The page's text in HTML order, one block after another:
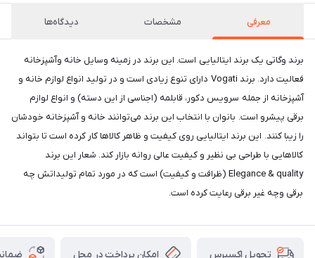
معرفی مشخصات دیدگاه‌ها
برند وگاتی یک برند ایتالیایی است. این برند در زمینه وسایل خانه وآشپزخانه
فعالیت دارد. برند Vogati دارای تنوع زیادی است و در تولید انواع لوازم خانه و
آشپزخانه از جمله سرویس دکور، قابلمه (اجناسی از این دسته) و انواع لوازم
برقی پیشرو است. بانوان با انتخاب این برند می‌توانند خانه و آشپزخانه خودشان
را زیبا کنند. این برند ایتالیایی روی کیفیت و ظاهر کالاها کار کرده است تا بتواند
کالاهایی با طراحی بی نظیر و کیفیت عالی روانه بازار کند. شعار این برند
Elegance & quality (ظرافت و کیفیت) است که در مورد تمام تولیداتش چه
برقی وچه غیر برقی رعایت کرده است.
تحویل اکسپرس امکان پرداخت در محل